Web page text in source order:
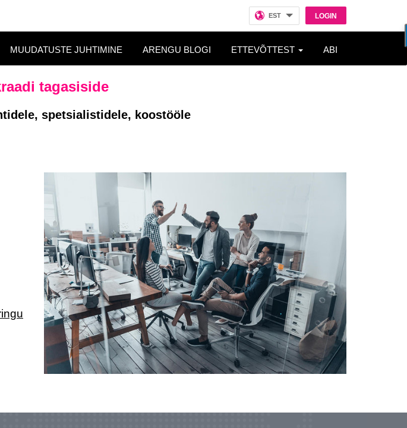
LOGIN
EST
MUUDATUSTE JUHTIMINE ARENGU BLOGI ETTEVÕTTEST ABI
tagasiside
spetsialistidele, koostööle